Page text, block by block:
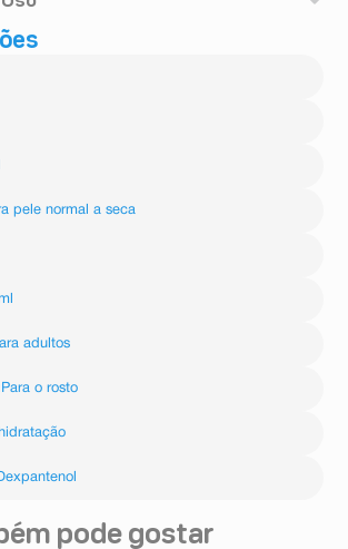
suficiente do gel nas mãos
o produto no rosto, evitando a
água corrente.
pele normal a seca
adultos
Para o rosto
pode gostar